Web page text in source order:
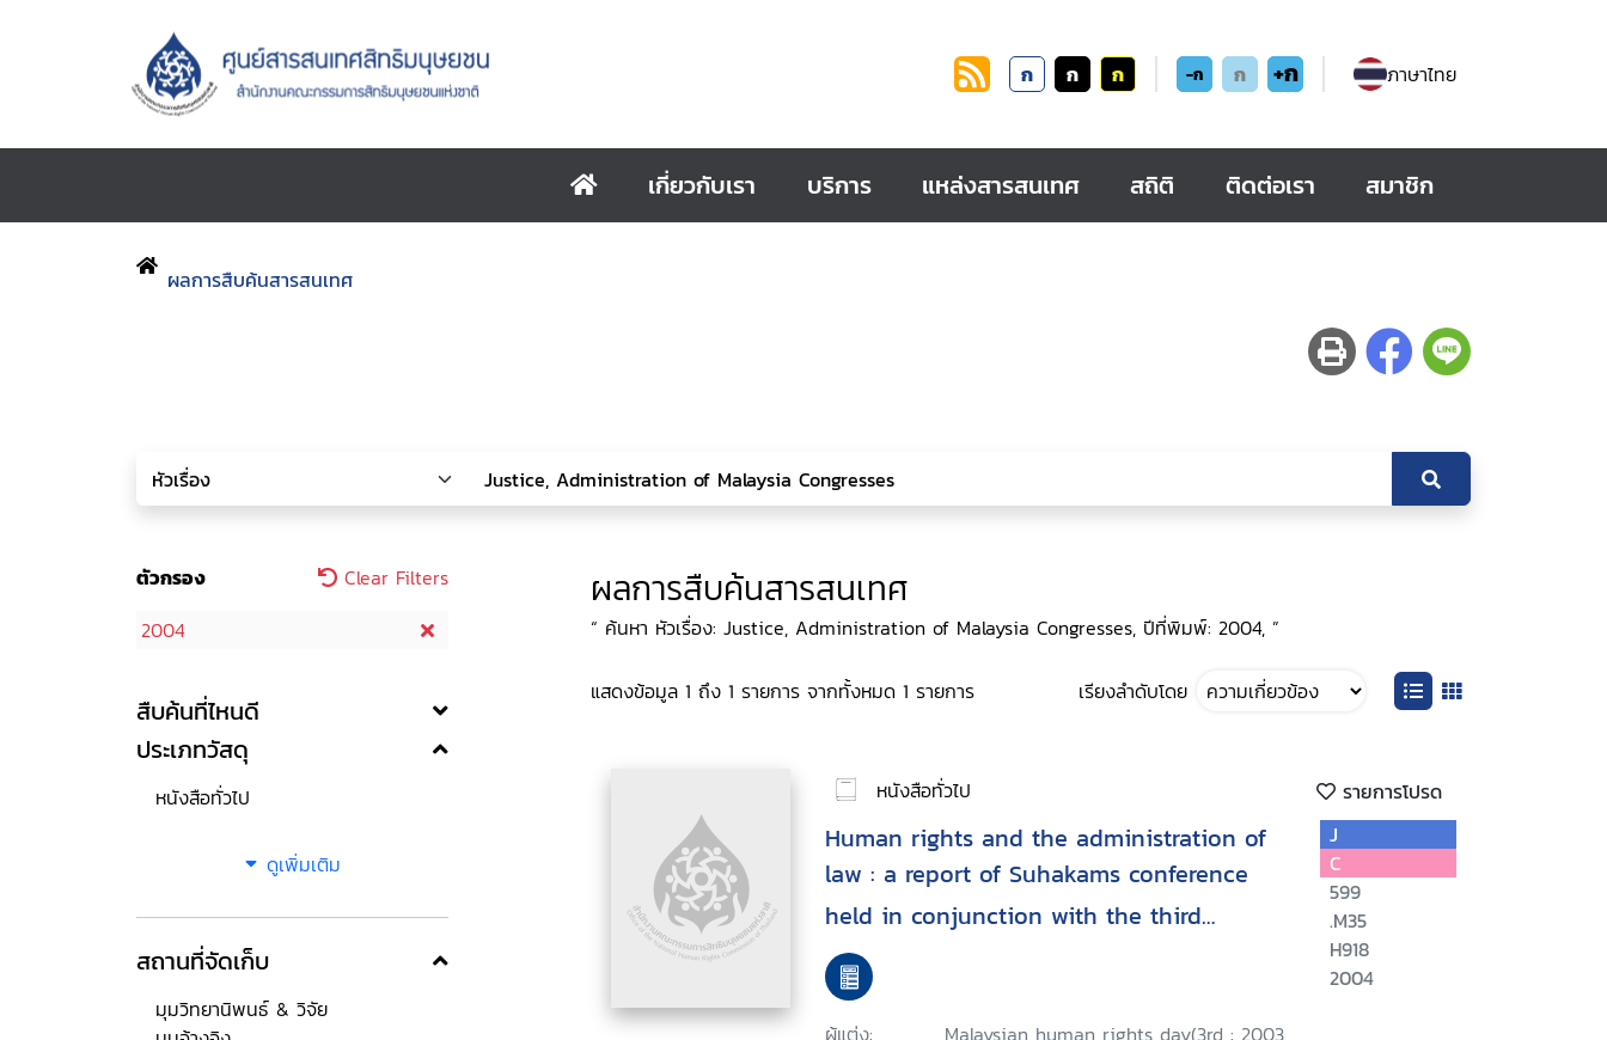
ก ก ก -ก ก +ก ภาษาไทย
เกี่ยวกับเรา บริการ แหล่งสารสนเทศ สถิติ ติดต่อเรา สมาชิก
ผลการสืบค้นสารสนเทศ
ตัวกรอง
Clear Filters
2004
สืบค้นที่ไหนดี
ประเภทวัสดุ
หนังสือทั่วไป
ดูเพิ่มเติม
สถานที่จัดเก็บ
มุมวิทยานิพนธ์ & วิจัย
ผลการสืบค้นสารสนเทศ
“ ค้นหา หัวเรื่อง: Justice, Administration of Malaysia Congresses, ปีที่พิมพ์: 2004, ”
แสดงข้อมูล 1 ถึง 1 รายการ จากทั้งหมด 1 รายการ เรียงลำดับโดย
หนังสือทั่วไป รายการโปรด
Human rights and the administration of
law : a report of Suhakams conference
held in conjunction with the third
Malaysian human rights day, 9-10
September 2003, Kuala Lumpur, Malaysia/
ผู้แต่ง:
Malaysian human rights day(3rd : 2003
J
C
599
.M35
H918
2004